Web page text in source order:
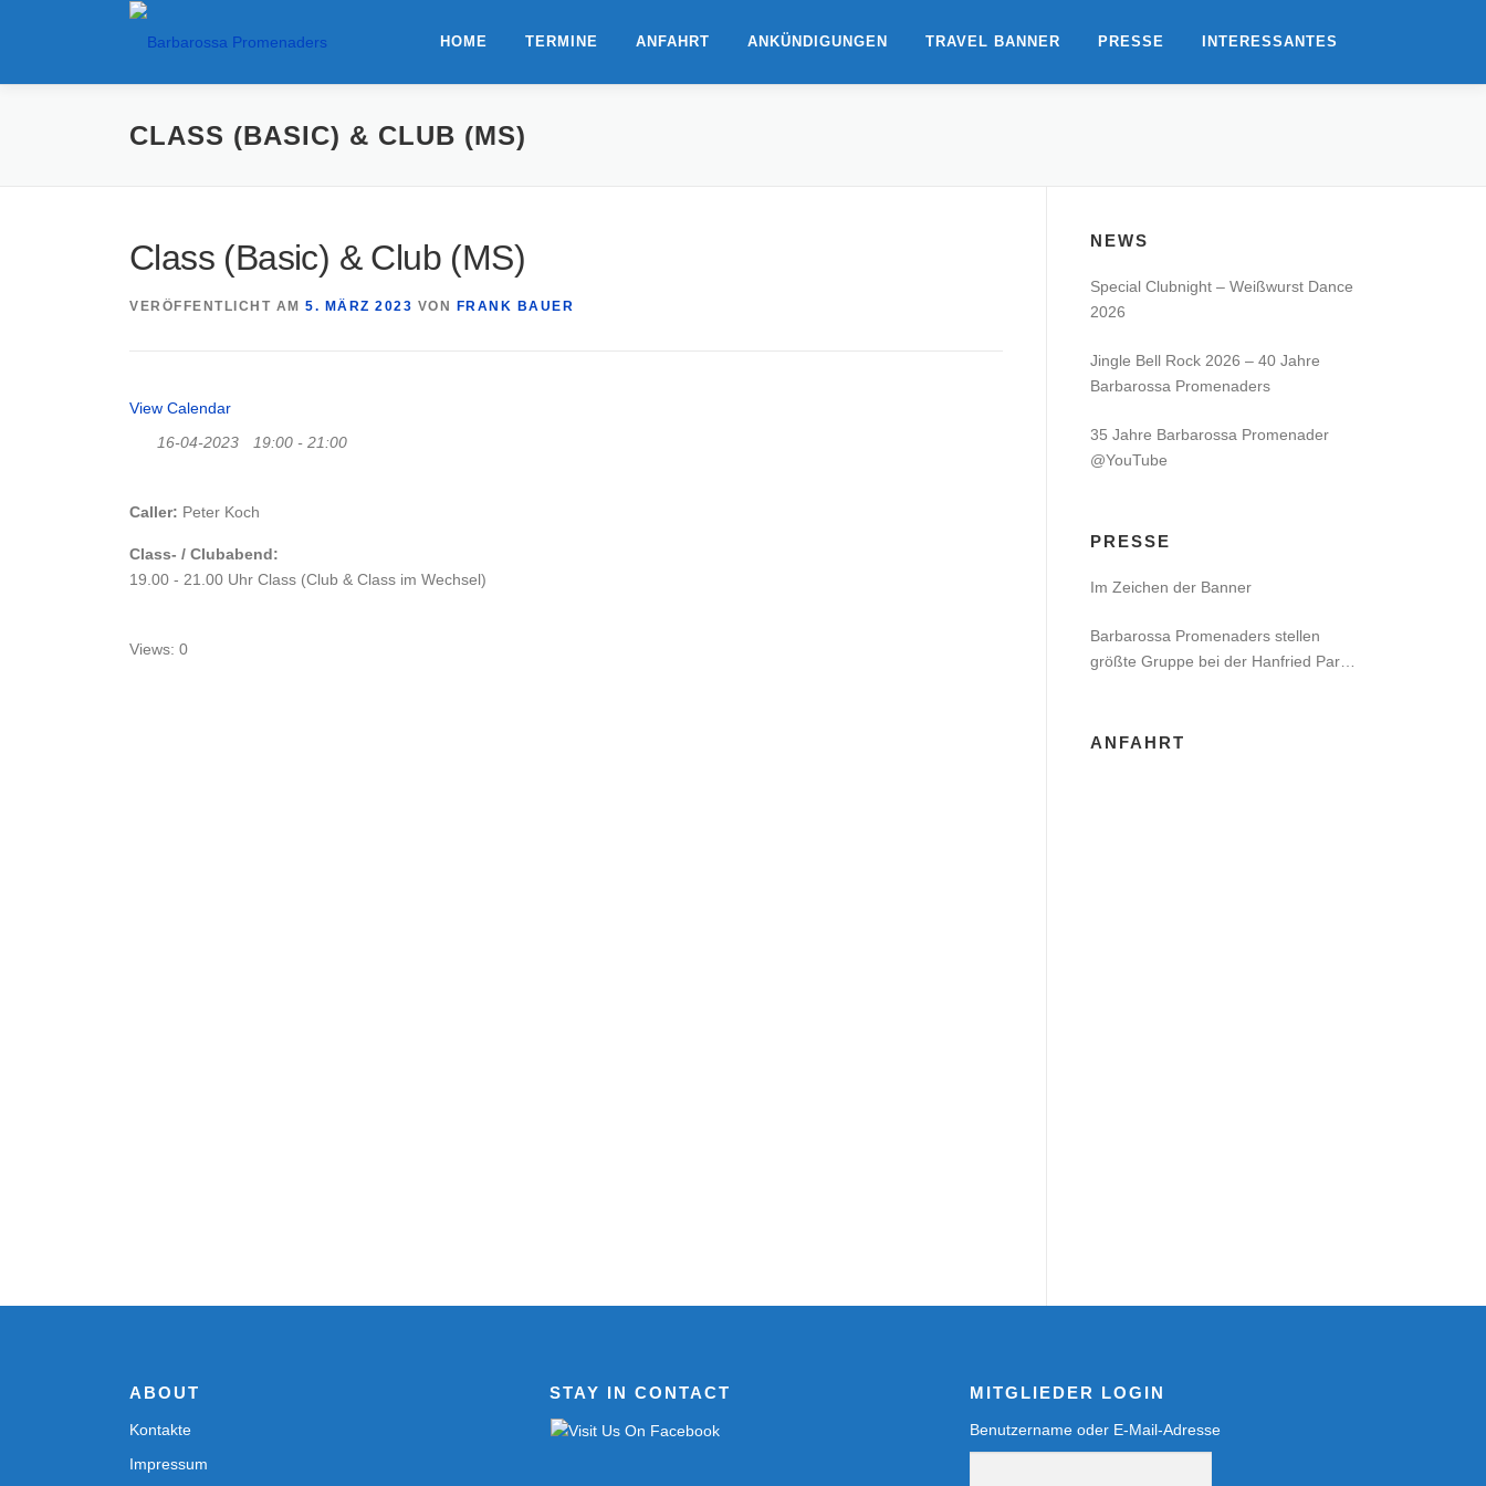
HOME TERMINE ANFAHRT ANKÜNDIGUNGEN TRAVEL BANNER PRESSE INTERESSANTES
CLASS (BASIC) & CLUB (MS)
Class (Basic) & Club (MS)
VERÖFFENTLICHT AM 5. MÄRZ 2023 VON FRANK BAUER
View Calendar
16-04-2023
19:00 - 21:00
Caller: Peter Koch
Class- / Clubabend:
19.00 - 21.00 Uhr Class (Club & Class im Wechsel)
Views: 0
NEWS
Special Clubnight – Weißwurst Dance
2026
Jingle Bell Rock 2026 – 40 Jahre
Barbarossa Promenaders
35 Jahre Barbarossa Promenader
@YouTube
PRESSE
Im Zeichen der Banner
Barbarossa Promenaders stellen
größte Gruppe bei der Hanfried Party
ANFAHRT
ABOUT
Kontakte
Impressum
STAY IN CONTACT MITGLIEDER LOGIN
Benutzername oder E-Mail-Adresse